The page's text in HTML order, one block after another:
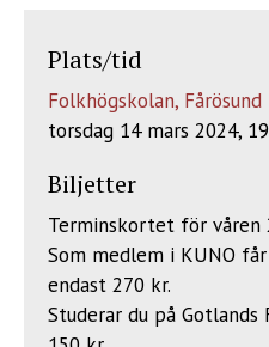
Plats/tid
Folkhögskolan, Fårösund
torsdag 14 mars 2024,
Biljetter
Terminskortet för våren
Som medlem i KUNO
endast 270 kr.
Studerar du på